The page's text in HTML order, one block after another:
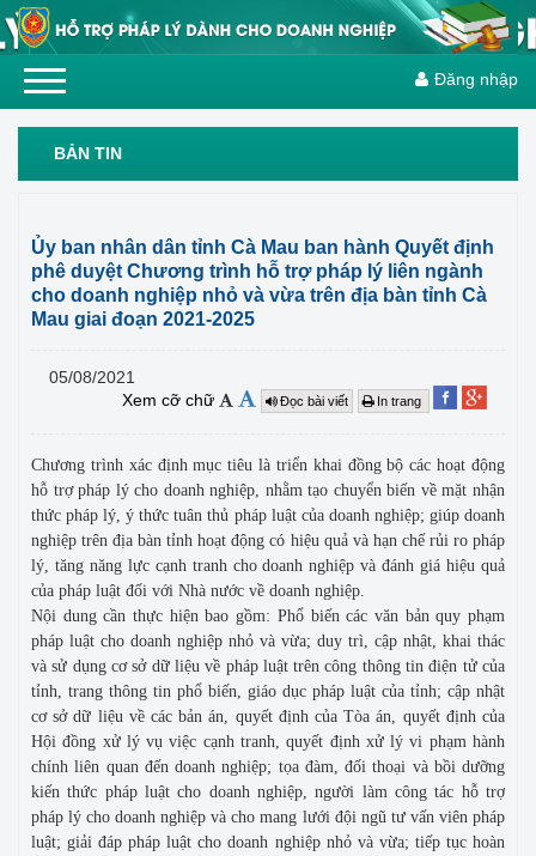
Đăng nhập
BẢN TIN
Ủy ban nhân dân tỉnh Cà Mau ban hành Quyết định
phê duyệt Chương trình hỗ trợ pháp lý liên ngành
cho doanh nghiệp nhỏ và vừa trên địa bàn tỉnh Cà
Mau giai đoạn 2021-2025
05/08/2021
Xem cỡ chữ
Đọc bài viết In trang
Chương trình xác định mục tiêu là triển khai đồng bộ các hoạt động
hỗ trợ pháp lý cho doanh nghiệp, nhằm tạo chuyển biến về mặt nhận
thức pháp lý, ý thức tuân thủ pháp luật của doanh nghiệp; giúp doanh
nghiệp trên địa bàn tỉnh hoạt động có hiệu quả và hạn chế rủi ro pháp
lý, tăng năng lực cạnh tranh cho doanh nghiệp và đánh giá hiệu quả
của pháp luật đối với Nhà nước về doanh nghiệp.
Nội dung cần thực hiện bao gồm: Phổ biến các văn bản quy phạm
pháp luật cho doanh nghiệp nhỏ và vừa; duy trì, cập nhật, khai thác
và sử dụng cơ sở dữ liệu về pháp luật trên công thông tin điện tử của
tỉnh, trang thông tin phổ biến, giáo dục pháp luật của tỉnh; cập nhật
cơ sở dữ liệu về các bản án, quyết định của Tòa án, quyết định của
Hội đồng xử lý vụ việc cạnh tranh, quyết định xử lý vi phạm hành
chính liên quan đến doanh nghiệp; tọa đàm, đối thoại và bồi dưỡng
kiến thức pháp luật cho doanh nghiệp, người làm công tác hỗ trợ
pháp lý cho doanh nghiệp và cho mang lưới đội ngũ tư vấn viên pháp
luật; giải đáp pháp luật cho doanh nghiệp nhỏ và vừa; tiếp tục hoàn